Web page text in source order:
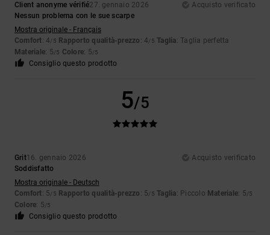
Client anonyme vérifié27. gennaio 2026
Acquisto verificato
Nessun problema con le sue scarpe
Mostra originale - Français
Comfort: 4/5 Rapporto qualità-prezzo : 4/5 Taglia: Taglia perfetta
Materiale: 5/5 Colore: 5/5
Consiglio questo prodotto
5/5
Grit16. gennaio 2026
Acquisto verificato
Soddisfatto
Mostra originale - Deutsch
Comfort: 5/5 Rapporto qualità-prezzo : 5/5 Taglia: Piccolo Materiale: 5/5
Colore: 5/5
Consiglio questo prodotto